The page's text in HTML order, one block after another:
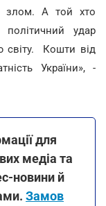
злом. А той хто
удар
світу. Кошти від
України», -
для
медіа та
новини й
Замов